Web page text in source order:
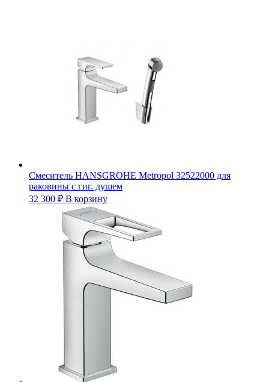
Смеситель HANSGROHE Metropol 32522000 для
раковины с гиг. душем
32 300 ₽ В корзину